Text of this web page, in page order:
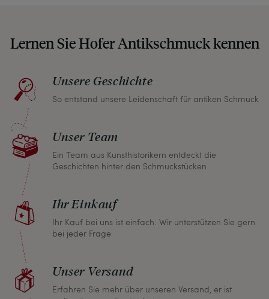
Sie, wenn unser Paket zu Ihnen kommt, keine
müssen.
Sollten Sie aus irgendeinem Grund doch einmal
nicht zufrieden sein, nehmen Sie bitte mit uns
Kontakt auf und wir finden umgehend eine
gemeinsame Lösung. Unabhängig davon können
Sie innerhalb von einem Monat jeden Artikel
zurückgeben und wir erstatten Ihnen den vollen
Kaufpreis.
Lernen Sie Hofer Antikschmuck kennen
Unsere Geschichte
So entstand unsere Leidenschaft für antiken Schmuck
Unser Team
Ein Team aus Kunsthistorikern entdeckt die
Geschichten hinter den Schmuckstücken
Ihr Einkauf
Ihr Kauf bei uns ist einfach. Wir unterstützen Sie gern
bei jeder Frage
Unser Versand
Erfahren Sie mehr über unseren Versand, er ist